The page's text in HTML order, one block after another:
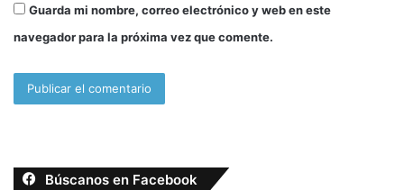
Guarda mi nombre, correo electrónico y web en este
navegador para la próxima vez que comente.
Búscanos en Facebook